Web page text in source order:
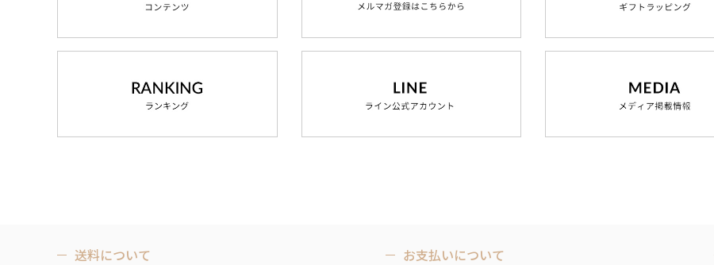
送料について お支払いについて